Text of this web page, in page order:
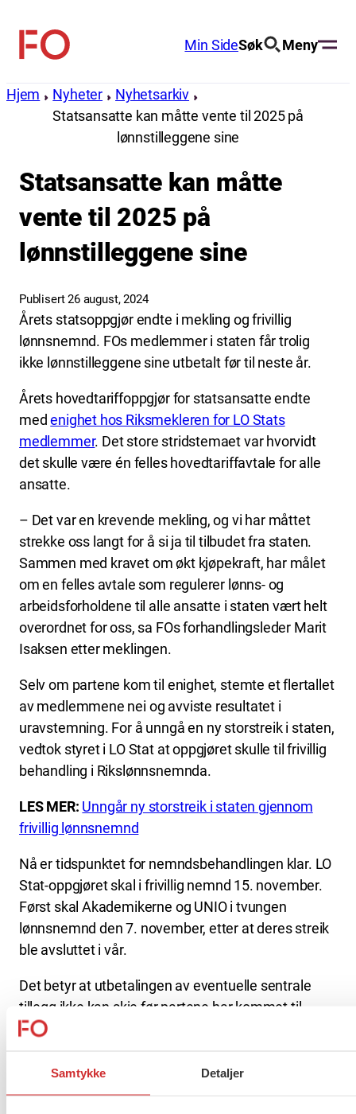
Samtykke Detaljer
innhold
FO
Min SideSøk Meny
Hjem Nyheter
Nyhetsarkiv
Statsansatte kan måtte vente til 2025 på
lønnstilleggene sine
Statsansatte kan måtte
vente til 2025 på
lønnstilleggene sine
Publisert 26 august, 2024
Årets statsoppgjør endte i mekling og frivillig
lønnsnemnd. FOs medlemmer i staten får trolig
ikke lønnstilleggene sine utbetalt før til neste år.
Årets hovedtariffoppgjør for statsansatte endte
medenighet hos Riksmekleren for LO Stats
medlemmer. Det store stridstemaet var hvorvidt
det skulle være én felles hovedtariffavtale for alle
ansatte.
– Det var en krevende mekling, og vi har måttet
strekke oss langt for å si ja til tilbudet fra staten.
Sammen med kravet om økt kjøpekraft, har målet
om en felles avtale som regulerer lønns- og
arbeidsforholdene til alle ansatte i staten vært helt
overordnet for oss, sa FOs forhandlingsleder Marit
Isaksen etter meklingen.
Selv om partene kom til enighet, stemte et flertallet
av medlemmene nei og avviste resultatet i
uravstemning. For å unngå en ny storstreik i staten,
vedtok styret i LO Stat at oppgjøret skulle til frivillig
behandling i Rikslønnsnemnda.
LES MER: Unngår ny storstreik i staten gjennom
frivillig lønnsnemnd
Nå er tidspunktet for nemndsbehandlingen klar. LO
Stat-oppgjøret skal i frivillig nemnd 15. november.
Først skal Akademikerne og UNIO i tvungen
lønnsnemnd den 7. november, etter at deres streik
ble avsluttet i vår.
Det betyr at utbetalingen av eventuelle sentrale
tillegg ikke kan skje før partene har kommet til
enighet. Tilsvarende blir eventuelle forberedelser
hovedtariffavtalens punkt 2.5.1, utsatt.